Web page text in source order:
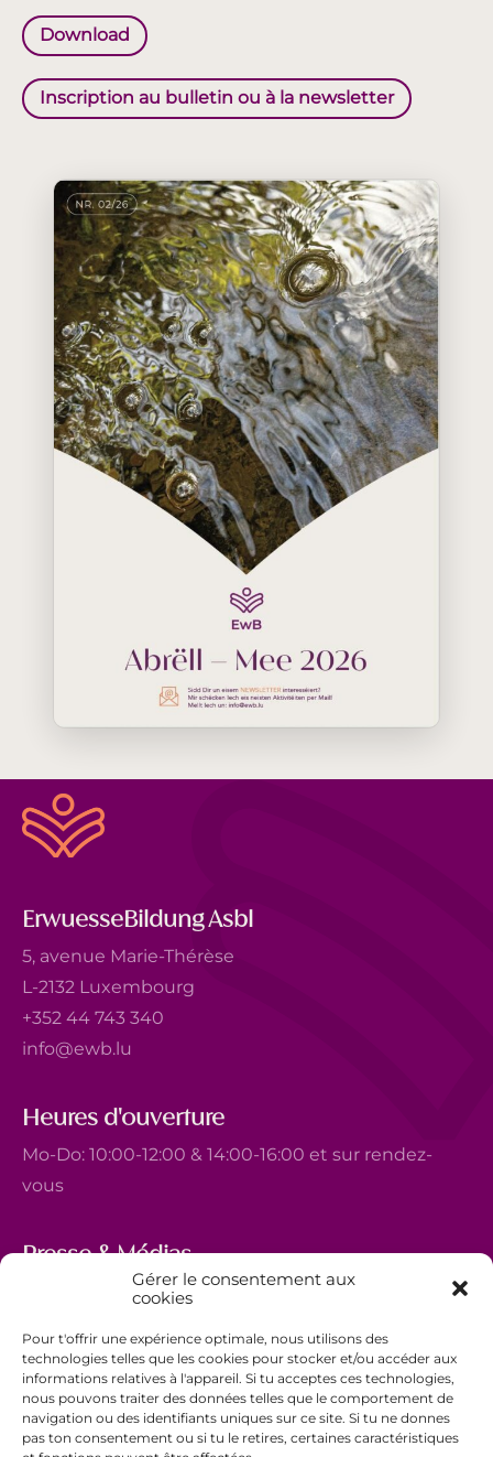
Gérer le consentement aux
cookies
Pour t'offrir une expérience optimale, nous utilisons des
technologies telles que les cookies pour stocker et/ou accéder aux
informations relatives à l'appareil. Si tu acceptes ces technologies,
nous pouvons traiter des données telles que le comportement de
navigation ou des identifiants uniques sur ce site. Si tu ne donnes
pas ton consentement ou si tu le retires, certaines caractéristiques
Download
Inscription au bulletin ou à la newsletter
ErwuesseBildung Asbl
5, avenue Marie-Thérèse
L-2132 Luxembourg
+352 44 743 340
info@ewb.lu
Heures d'ouverture
Mo-Do: 10:00-12:00 & 14:00-16:00 et sur rendez-
vous
Presse & Médias
5, avenue Marie-Thérèse
+352 44 743 340
comm@ewb.lu
Faire un don